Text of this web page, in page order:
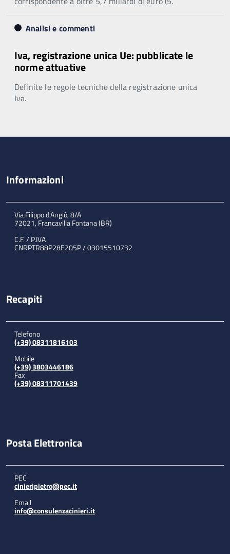
Analisi e commenti
Iva, registrazione unica Ue: pubblicate le
norme attuative
Definite le regole tecniche della registrazione unica
Iva.
Informazioni
Via Filippo d'Angiò, 8/A
72021, Francavilla Fontana (BR)
C.F. / P.IVA
CNRPTR88P28E205P / 03015510732
Recapiti
Telefono
(+39) 08311816103
Mobile
(+39) 3803446186
Fax
(+39) 08311701439
Posta Elettronica
PEC
cinieripietro@pec.it
Email
info@consulenzacinieri.it